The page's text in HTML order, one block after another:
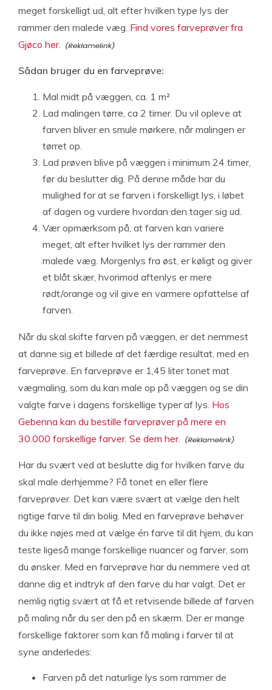
meget forskelligt ud, alt efter hvilken type lys der
rammer den malede væg. Find vores farveprøver fra
Gjøco her.
Sådan bruger du en farveprøve:
Mal midt på væggen, ca. 1 m²
Lad malingen tørre, ca 2 timer. Du vil opleve at
farven bliver en smule mørkere, når malingen er
tørret op.
Lad prøven blive på væggen i minimum 24 timer,
før du beslutter dig. På denne måde har du
mulighed for at se farven i forskelligt lys, i løbet
af dagen og vurdere hvordan den tager sig ud.
Vær opmærksom på, at farven kan variere
meget, alt efter hvilket lys der rammer den
malede væg. Morgenlys fra øst, er køligt og giver
et blåt skær, hvorimod aftenlys er mere
rødt/orange og vil give en varmere opfattelse af
farven.
Når du skal skifte farven på væggen, er det nemmest
at danne sig et billede af det færdige resultat, med en
farveprøve. En farveprøve er 1,45 liter tonet mat
vægmaling, som du kan male op på væggen og se din
valgte farve i dagens forskellige typer af lys. Hos
Gebenna kan du bestille farveprøver på mere en
30.000 forskellige farver. Se dem her.
Har du svært ved at beslutte dig for hvilken farve du
skal male derhjemme? Få tonet en eller flere
farveprøver. Det kan være svært at vælge den helt
rigtige farve til din bolig. Med en farveprøve behøver
du ikke nøjes med at vælge én farve til dit hjem, du kan
teste ligeså mange forskellige nuancer og farver, som
du ønsker. Med en farveprøve har du nemmere ved at
danne dig et indtryk af den farve du har valgt. Det er
nemlig rigtig svært at få et retvisende billede af farven
på maling når du ser den på en skærm. Der er mange
forskellige faktorer som kan få maling i farver til at
syne anderledes:
Farven på det naturlige lys som rammer de